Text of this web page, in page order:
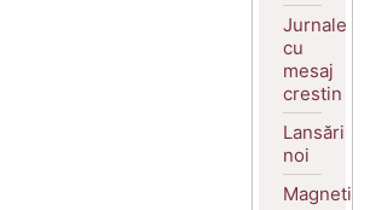
Jurnale
cu
mesaj
crestin
Lansări
noi
Magneti